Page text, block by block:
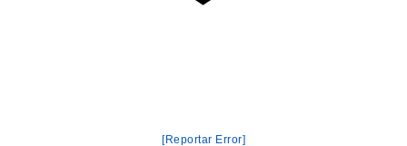
[Reportar Error]